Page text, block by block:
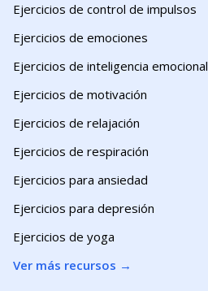
Ejercicios de control de impulsos
Ejercicios de emociones
Ejercicios de inteligencia emocional
Ejercicios de motivación
Ejercicios de relajación
Ejercicios de respiración
Ejercicios para ansiedad
Ejercicios para depresión
Ejercicios de yoga
Ver más recursos →